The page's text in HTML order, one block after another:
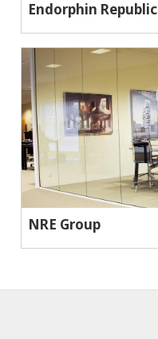
Endorphin Republic
NRE Group